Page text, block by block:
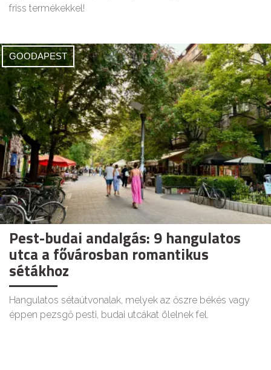
friss termékekkel!
GOODAPEST
Pest-budai andalgás: 9 hangulatos
utca a fővárosban romantikus
sétákhoz
Hangulatos sétaútvonalak, melyek az őszre békés vagy
éppen pezsgő pesti, budai utcákat ölelnek fel.